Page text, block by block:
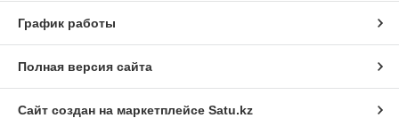
График работы
Полная версия сайта
Сайт создан на маркетплейсе Satu.kz